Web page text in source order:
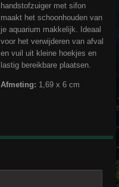
handstofzuiger met sifon
maakt het schoonhouden van
je aquarium makkelijk. Ideaal
voor het verwijderen van afval
en vuil uit kleine hoekjes en
lastig bereikbare plaatsen.
Afmeting: 1,69 x 6 cm